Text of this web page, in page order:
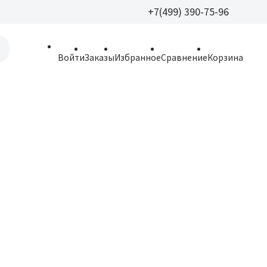
+7(499) 390-75-96
ВойтиЗаказыИзбранноеСравнениеКорзина